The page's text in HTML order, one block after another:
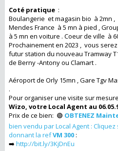
Coté pratique :
Boulangerie et magasin bio à 2mn ,
Mendes France à 5 mn à pied ,
à 5 mn en voiture . Coeur de ville à
Prochainement en 2023 , vous
futur station du nouveau Tramway
de Berny -Antony ou Clamart .
Aéroport de Orly 15mn , Gare Tgv
.
Pour organiser une visite sur
Wizo, votre Local Agent au
Prix de ce bien: 🟢 OBTENEZ
bien vendu par Local Agent :
donnant la refVM 300 :
➡️ http://bit.ly/3KjDnEu